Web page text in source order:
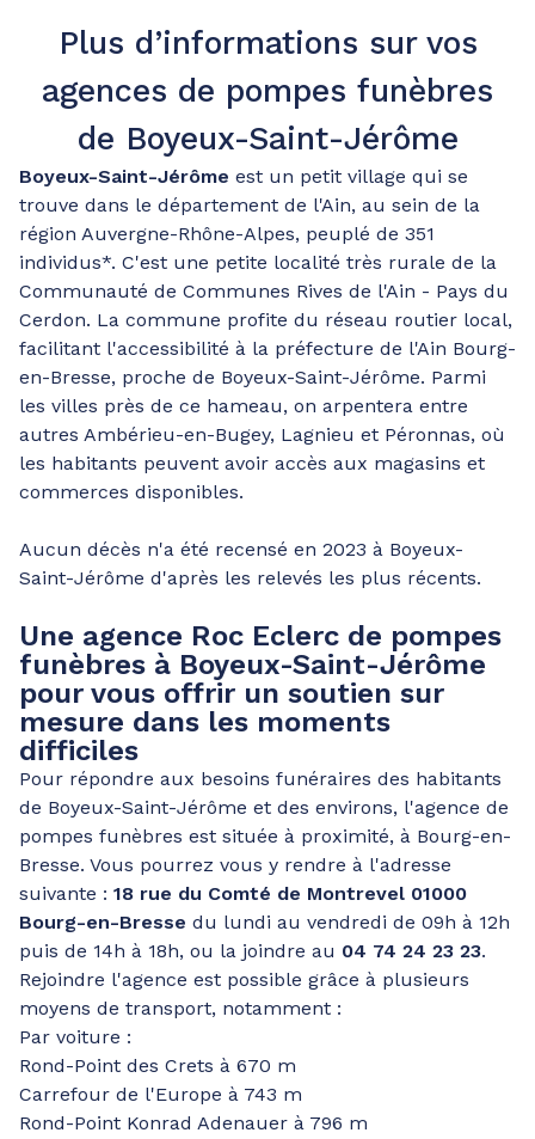
Plus d’informations sur vos
agences de pompes funèbres
de Boyeux-Saint-Jérôme
Boyeux-Saint-Jérôme est un petit village qui se
trouve dans le département de l'Ain, au sein de la
région Auvergne-Rhône-Alpes, peuplé de 351
individus*. C'est une petite localité très rurale de la
Communauté de Communes Rives de l'Ain - Pays du
Cerdon. La commune profite du réseau routier local,
facilitant l'accessibilité à la préfecture de l'Ain Bourg-
en-Bresse, proche de Boyeux-Saint-Jérôme. Parmi
les villes près de ce hameau, on arpentera entre
autres Ambérieu-en-Bugey, Lagnieu et Péronnas, où
les habitants peuvent avoir accès aux magasins et
commerces disponibles.
Aucun décès n'a été recensé en 2023 à Boyeux-
Saint-Jérôme d'après les relevés les plus récents.
Une agence Roc Eclerc de pompes
funèbres à Boyeux-Saint-Jérôme
pour vous offrir un soutien sur
mesure dans les moments
difficiles
Pour répondre aux besoins funéraires des habitants
de Boyeux-Saint-Jérôme et des environs, l'agence de
pompes funèbres est située à proximité, à Bourg-en-
Bresse. Vous pourrez vous y rendre à l'adresse
suivante : 18 rue du Comté de Montrevel 01000
Bourg-en-Bresse du lundi au vendredi de 09h à 12h
puis de 14h à 18h, ou la joindre au 04 74 24 23 23.
Rejoindre l'agence est possible grâce à plusieurs
moyens de transport, notamment :
Par voiture :
Rond-Point des Crets à 670 m
Carrefour de l'Europe à 743 m
Rond-Point Konrad Adenauer à 796 m